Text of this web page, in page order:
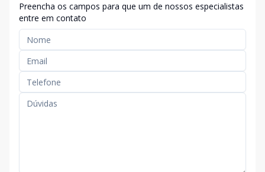
Preencha os campos para que um de nossos especialistas
entre em contato